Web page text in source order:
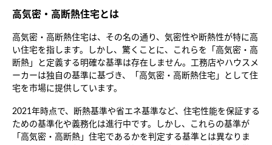
高気密・高断熱住宅とは
高気密・高断熱住宅は、その名の通り、気密性や断熱性が特に高
い住宅を指します。しかし、驚くことに、これらを「高気密・高
断熱」と定義する明確な基準は存在しません。工務店やハウスメ
ーカーは独自の基準に基づき、「高気密・高断熱住宅」として住
宅を市場に提供しています。
2021年時点で、断熱基準や省エネ基準など、住宅性能を保証する
ための基準化や義務化は進行中です。しかし、これらの基準が
「高気密・高断熱」住宅であるかを判定する基準とは異なりま